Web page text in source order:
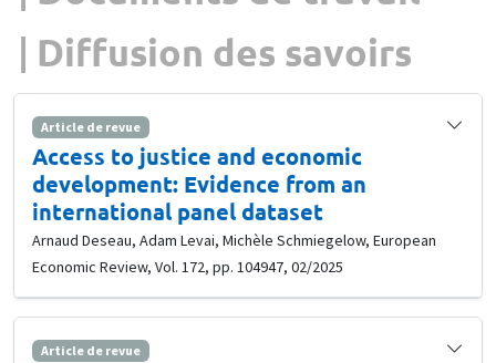
Diffusion des savoirs
Article de revue
Access to justice and economic
development: Evidence from an
international panel dataset
Arnaud Deseau, Adam Levai, Michèle Schmiegelow, European
Economic Review, Vol. 172, pp. 104947, 02/2025
Article de revue